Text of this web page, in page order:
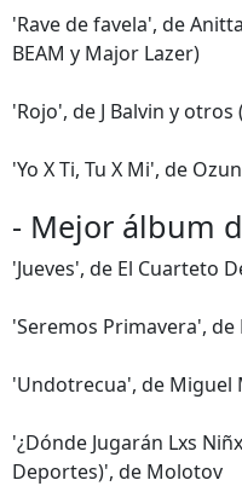
'Rave de favela', de
BEAM y Major Lazer)
'Rojo', de J Balvin y otros
'Yo X Ti, Tu X Mi', de
- Mejor álbum
'Jueves', de El Cuarteto
'Seremos Primavera', de
'Undotrecua', de Miguel
'¿Dónde Jugarán Lxs
Deportes)', de Molotov